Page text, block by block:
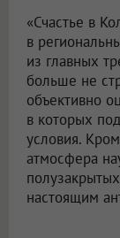
«Счастье в
в
из главных
больше не
объективно
в которых
условия.
атмосфера
настоящим